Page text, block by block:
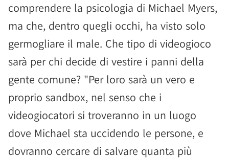
comprendere la psicologia di Michael Myers,
ma che, dentro quegli occhi, ha visto solo
germogliare il male. Che tipo di videogioco
sarà per chi decide di vestire i panni della
gente comune? "Per loro sarà un vero e
proprio sandbox, nel senso che i
videogiocatori si troveranno in un luogo
dove Michael sta uccidendo le persone, e
dovranno cercare di salvare quanta più